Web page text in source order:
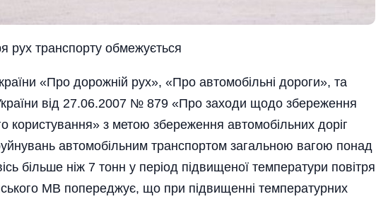
рух транспорту обмежується
«Про дорожній рух», «Про авто­мобільні дороги», та
України від 27.06.2007 № 879 «Про заходи щодо збереження
користування» з метою збереження автомобільних доріг
автомобільним транспортом загальною вагою­ понад
більше ніж 7 тонн у пері­од підвищеної температури повітря
МВ попереджує, що при підвищенні температурних